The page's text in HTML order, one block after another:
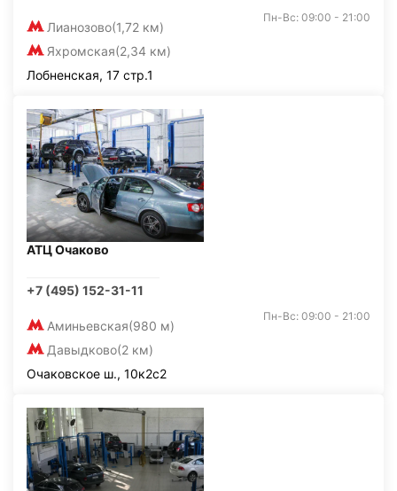
Лианозово(1,72 км)
Яхромская(2,34 км)
Пн-Вс: 09:00 - 21:00
Лобненская, 17 стр.1
АТЦ Очаково
+7 (495) 152-31-11
Аминьевская(980 м)
Давыдково(2 км)
Пн-Вс: 09:00 - 21:00
Очаковское ш., 10к2с2